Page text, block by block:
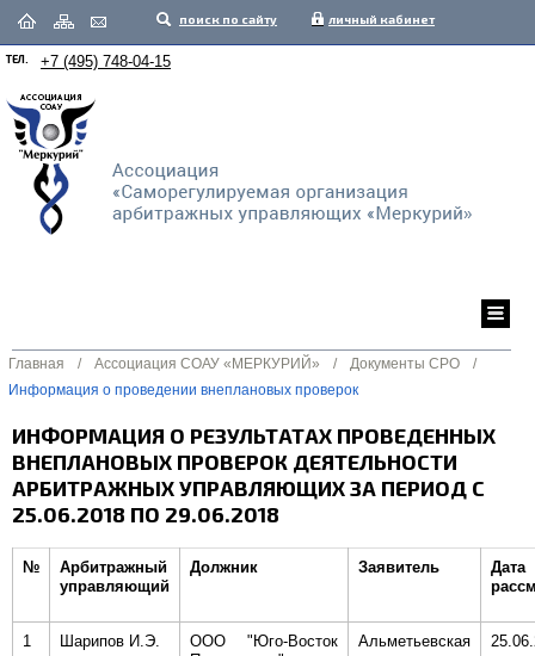
поиск по сайту личный кабинет
ТЕЛ. +7 (495) 748-04-15
Главная / Ассоциация СОАУ «МЕРКУРИЙ» / Документы СРО
/
Информация о проведении внеплановых проверок
ИНФОРМАЦИЯ О РЕЗУЛЬТАТАХ ПРОВЕДЕННЫХ
ВНЕПЛАНОВЫХ ПРОВЕРОК ДЕЯТЕЛЬНОСТИ
АРБИТРАЖНЫХ УПРАВЛЯЮЩИХ ЗА ПЕРИОД С
25.06.2018 ПО 29.06.2018
№
Арбитражный
управляющий
Должник Заявитель
Дата
1 Шарипов И.Э.
ООО "Юго-Восток
Альметьевская